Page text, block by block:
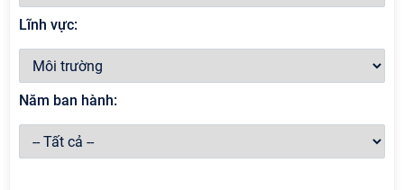
Lĩnh vực:
Năm ban hành: